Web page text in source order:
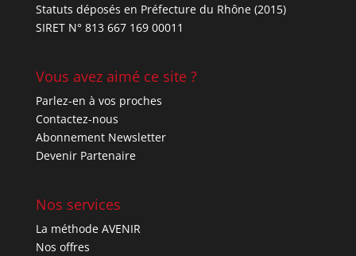
Statuts déposés en Préfecture du Rhône (2015)
SIRET N° 813 667 169 00011
Vous avez aimé ce site ?
Parlez-en à vos proches
Contactez-nous
Abonnement Newsletter
Devenir Partenaire
Nos services
La méthode AVENIR
Nos offres